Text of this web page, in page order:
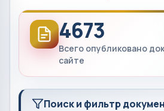
4673
Всего опубликовано
сайте
Поиск и фильтр